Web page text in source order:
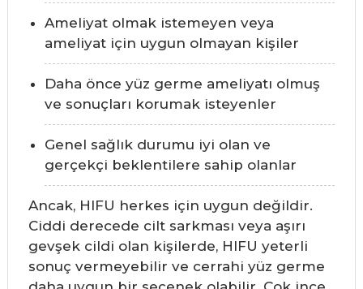
Ameliyat olmak istemeyen veya
ameliyat için uygun olmayan kişiler
Daha önce yüz germe ameliyatı olmuş
ve sonuçları korumak isteyenler
Genel sağlık durumu iyi olan ve
gerçekçi beklentilere sahip olanlar
Ancak, HIFU herkes için uygun değildir.
Ciddi derecede cilt sarkması veya aşırı
gevşek cildi olan kişilerde, HIFU yeterli
sonuç vermeyebilir ve cerrahi yüz germe